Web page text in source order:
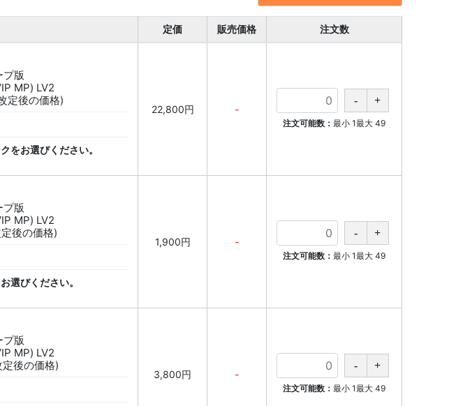
定価 販売価格 注文数
版
MP) LV2
定後の価格)
をお選びください。
22,800円 -
注文可能数： 最小 1最大 49
版
MP) LV2
後の価格)
選びください。
1,900円 -
注文可能数： 最小 1最大 49
版
MP) LV2
後の価格)
3,800円 -
注文可能数： 最小 1最大 49